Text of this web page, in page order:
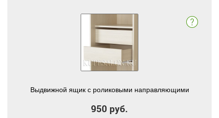
Выдвижной ящик с роликовыми направляющими
950 руб.